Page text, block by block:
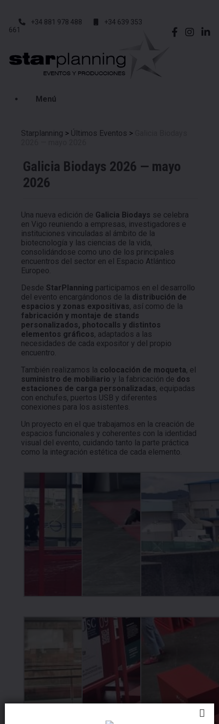
+34 881 978 488
+34 639 353
661
Menú
Starplanning > Últimos Eventos >
Galicia Biodays 2026 — mayo
2026
Una nueva edición de Galicia Biodays se celebra
en Vigo reuniendo a empresas, investigadores e
instituciones vinculadas al ámbito de la
biotecnología y las ciencias de la vida,
consolidándose como uno de los principales
encuentros del sector en el Espacio Atlántico
Europeo.
Desde StarPlanning participamos en el desarrollo
del evento encargándonos de la distribución de
espacios y zonas expositivas, así como de la
fabricación y montaje de stands
personalizados, photocalls y distintos
elementos gráficos, adaptados a las
necesidades de cada expositor y del propio
encuentro.
También realizamos la colocación de moqueta, el
suministro de mobiliario y la fabricación de dos
estaciones de carga personalizadas, equipadas
con enchufes, puertos USB y diferentes
conexiones para los asistentes.
Un proyecto en el que trabajamos en la creación de
espacios funcionales y coherentes con la identidad
visual del evento, cuidando tanto la parte práctica
como la integración estética de cada elemento.